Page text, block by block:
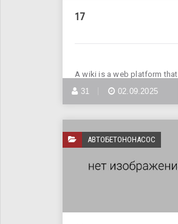
17
A wiki is a web platform that
enables multiple users
31 02.09.2025
АВТОБЕТОНОНАСОС